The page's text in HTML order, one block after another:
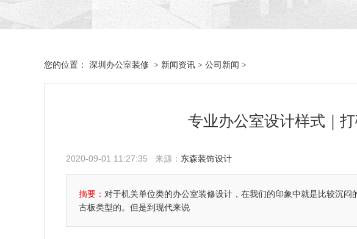
您的位置： 深圳办公室装修 > 新闻资讯 > 公司新闻 >
专业办公室设计样式｜
2020-09-01 11:27:35 来源： 东森装饰设计
摘要： 对于机关单位类的办公室装修设计，在我们的印象中就是比较沉
古板类型的。但是到现代来说